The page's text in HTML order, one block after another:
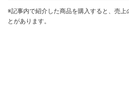
※記事内で紹介した商品を購入すると、売
とがあります。